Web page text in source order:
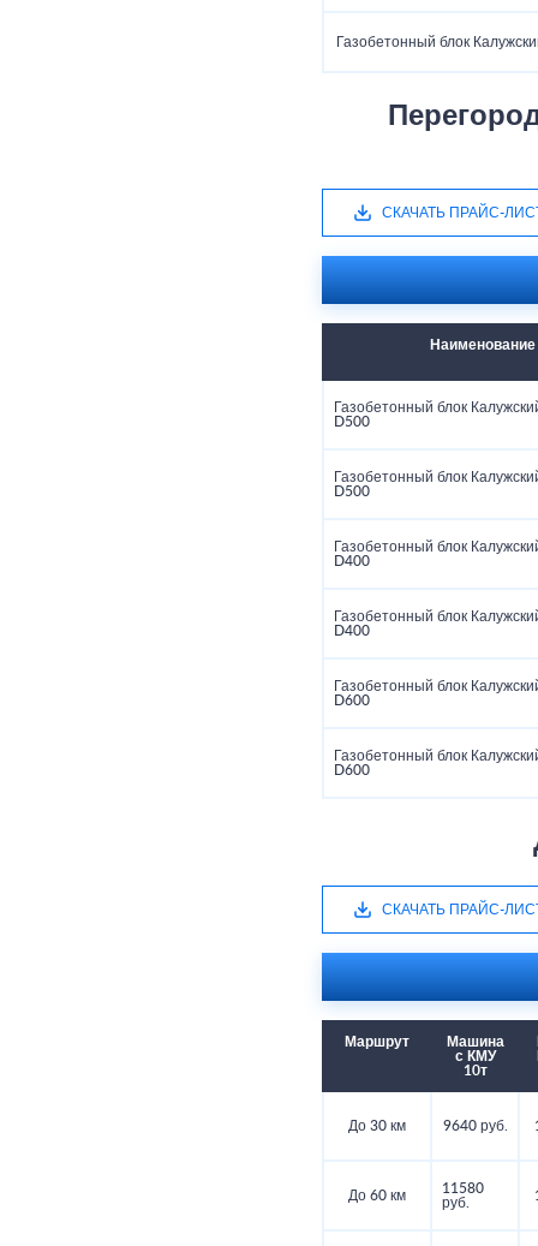
Газобетонный блок
СКАЧАТЬ ПРАЙС-
Наименование
Газобетонный блок
D500
Газобетонный блок
D500
Газобетонный блок
D400
Газобетонный блок
D400
Газобетонный блок
D600
Газобетонный блок
D600
СКАЧАТЬ ПРАЙС-
Маршрут
Машина
с КМУ
10т
До 30 км 9640 руб.
До 60 км
11580
руб.